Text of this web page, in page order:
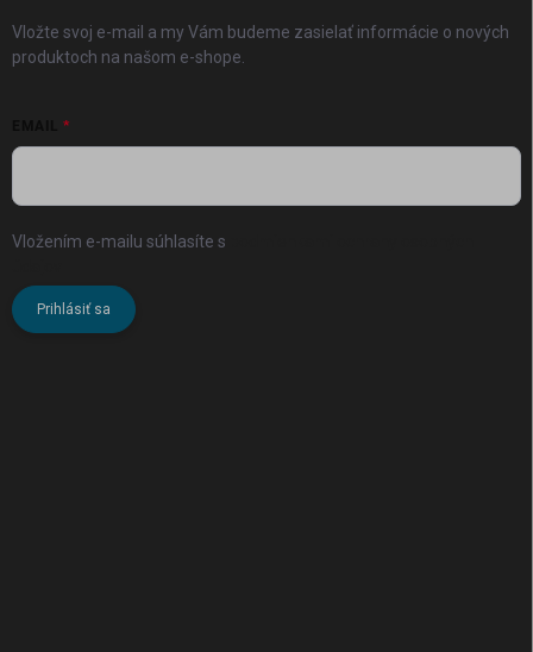
Vložte svoj e-mail a my Vám budeme zasielať informácie o nových
produktoch na našom e-shope.
Vložením e-mailu súhlasíte s
Prihlásiť sa